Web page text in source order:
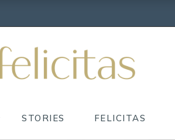
STORIES FELICITAS